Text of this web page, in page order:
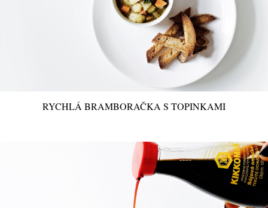
RYCHLÁ BRAMBORAČKA S TOPINKAMI